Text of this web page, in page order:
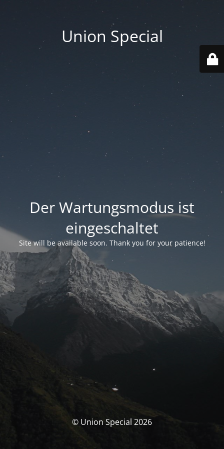
Union Special
Der Wartungsmodus ist
eingeschaltet
Site will be available soon. Thank you for your patience!
© Union Special 2026